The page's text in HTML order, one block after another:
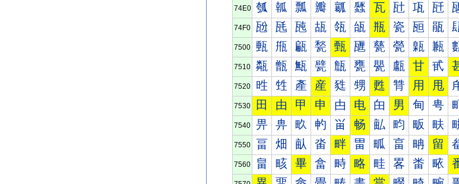
74E0 瓠 瓡 瓢 瓣 瓤 瓥 瓦 瓧 瓨 瓩
74F0 瓰 瓱 瓲 瓳 瓴 瓵 瓶 瓷 瓸 瓹
7500 甀 甁 甂 甃 甄 甅 甆 甇 甈 甉
7510 甐 甑 甒 甓 甔 甕 甖 甗 甘 甙
7520 甠 甡 產 産 甤 甥 甦 甧 用 甩
7530 田 由 甲 申 甴 电 甶 男 甸 甹
7540 畀 畁 畂 畃 畄 畅 畆 畇 畈 畉
7550 畐 畑 畒 畓 畔 畕 畖 畗 畘 留
7560 畠 畡 畢 畣 畤 略 畦 畧 畨 畩